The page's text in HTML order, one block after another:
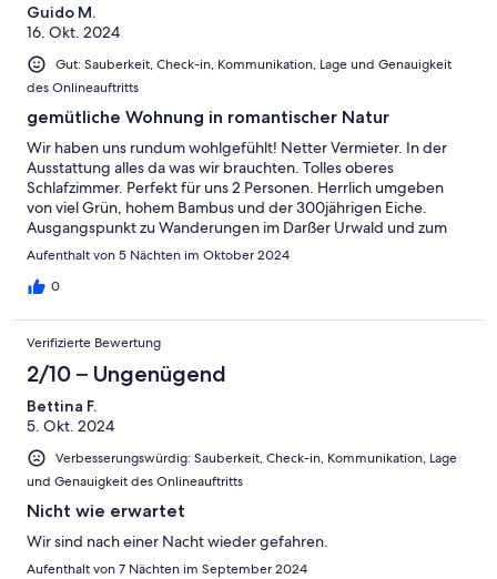
Guido M.
16. Okt. 2024
Gut: Sauberkeit, Check-in, Kommunikation, Lage und Genauigkeit
des Onlineauftritts
gemütliche Wohnung in romantischer Natur
Wir haben uns rundum wohlgefühlt! Netter Vermieter. In der
Ausstattung alles da was wir brauchten. Tolles oberes
Schlafzimmer. Perfekt für uns 2 Personen. Herrlich umgeben
von viel Grün, hohem Bambus und der 300jährigen Eiche.
Ausgangspunkt zu Wanderungen im Darßer Urwald und zum
Weststand, sowie fußläufig zu Läden. Wir kommen gerne
Aufenthalt von 5 Nächten im Oktober 2024
0
Verifizierte Bewertung
2/10 – Ungenügend
Bettina F.
5. Okt. 2024
Verbesserungswürdig: Sauberkeit, Check-in, Kommunikation, Lage
und Genauigkeit des Onlineauftritts
Nicht wie erwartet
Wir sind nach einer Nacht wieder gefahren.
Aufenthalt von 7 Nächten im September 2024